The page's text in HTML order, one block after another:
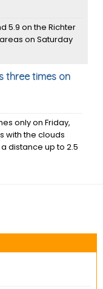
5.9 on the Richter
on Saturday
three times on
only on Friday,
with the clouds
distance up to 2.5